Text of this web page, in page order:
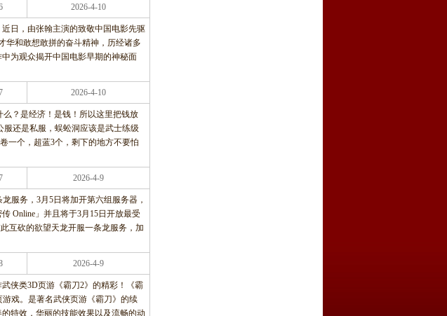
2026-4-10
日，由张翰主演的致敬中国电影先驱
华和敢想敢拼的奋斗精神，历经诸多
为观众揭开中国电影早期的神秘面
2026-4-10
？是经济！是钱！所以这里把钱放
还是私服，蜈蚣洞应该是武士练级
一个，超蓝3个，剩下的地方不要怕
2026-4-9
服务，3月5日将加开第六组服务器，
Online」并且将于3月15日开放最受
互砍的欲望天龙开服一条龙服务，加
2026-4-9
侠类3D页游《霸刀2》的精彩！《霸
戏。是著名武侠页游《霸刀》的续
特效，华丽的技能效果以及流畅的动